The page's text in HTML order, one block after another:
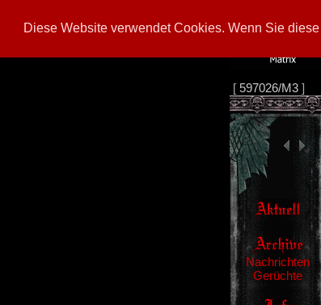
Diese Website verwendet Cookies. Wenn Sie
[ 597026/M3]
Nachrichten
Gerüchte